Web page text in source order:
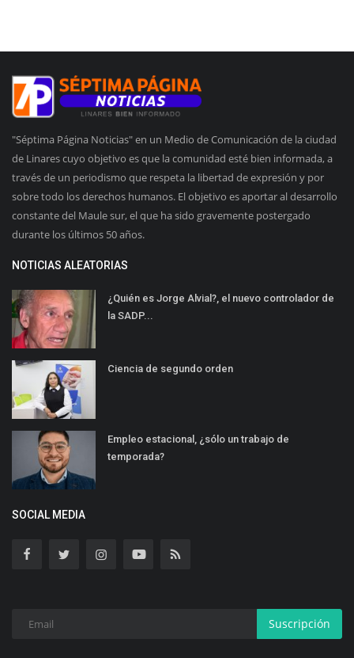
"Séptima Página Noticias" en un Medio de Comunicación de la ciudad
de Linares cuyo objetivo es que la comunidad esté bien informada, a
través de un periodismo que respeta la libertad de expresión y por
sobre todo los derechos humanos. El objetivo es aportar al desarrollo
constante del Maule sur, el que ha sido gravemente postergado
durante los últimos 50 años.
NOTICIAS ALEATORIAS
¿Quién es Jorge Alvial?, el nuevo controlador de
la SADP...
Ciencia de segundo orden
Empleo estacional, ¿sólo un trabajo de
temporada?
SOCIAL MEDIA
Suscripción